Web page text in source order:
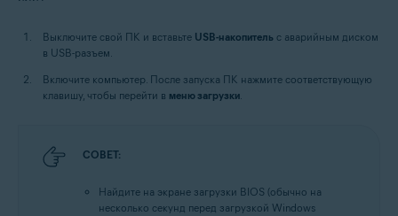
Выключите свой ПК и вставьте USB-накопитель с аварийным диском
в USB-разъем.
Включите компьютер. После запуска ПК нажмите соответствующую
клавишу, чтобы перейти в меню загрузки.
СОВЕТ:
Найдите на экране загрузки BIOS (обычно на
несколько секунд перед загрузкой Windows